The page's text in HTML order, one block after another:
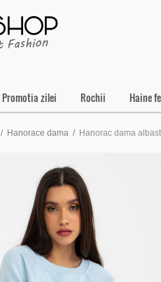
Promotia zilei Rochii Haine
/ Hanorace dama / Hanorac dama